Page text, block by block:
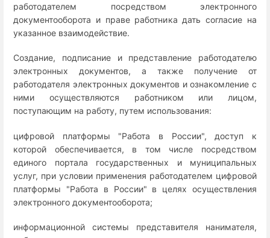
работодателем посредством электронного
документооборота и праве работника дать согласие на
указанное взаимодействие.
Создание, подписание и представление работодателю
электронных документов, а также получение от
работодателя электронных документов и ознакомление с
ними осуществляются работником или лицом,
поступающим на работу, путем использования:
цифровой платформы "Работа в России", доступ к
которой обеспечивается, в том числе посредством
единого портала государственных и муниципальных
услуг, при условии применения работодателем цифровой
платформы "Работа в России" в целях осуществления
электронного документооборота;
информационной системы представителя нанимателя,